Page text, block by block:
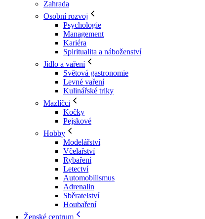
Zahrada
Osobní rozvoj
Psychologie
Management
Kariéra
Spiritualita a náboženství
Jídlo a vaření
Světová gastronomie
Levné vaření
Kulinářské triky
Mazlíčci
Kočky
Pejskové
Hobby
Modelářství
Včelařství
Rybaření
Letectví
Automobilismus
Adrenalin
Sběratelství
Houbaření
Ženské centrum